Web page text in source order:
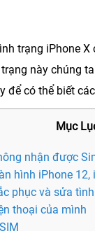
trạng iPhone
này chúng
để có thể biết
Mục
nhận được
hình iPhone
phục và sửa
thoại của mình